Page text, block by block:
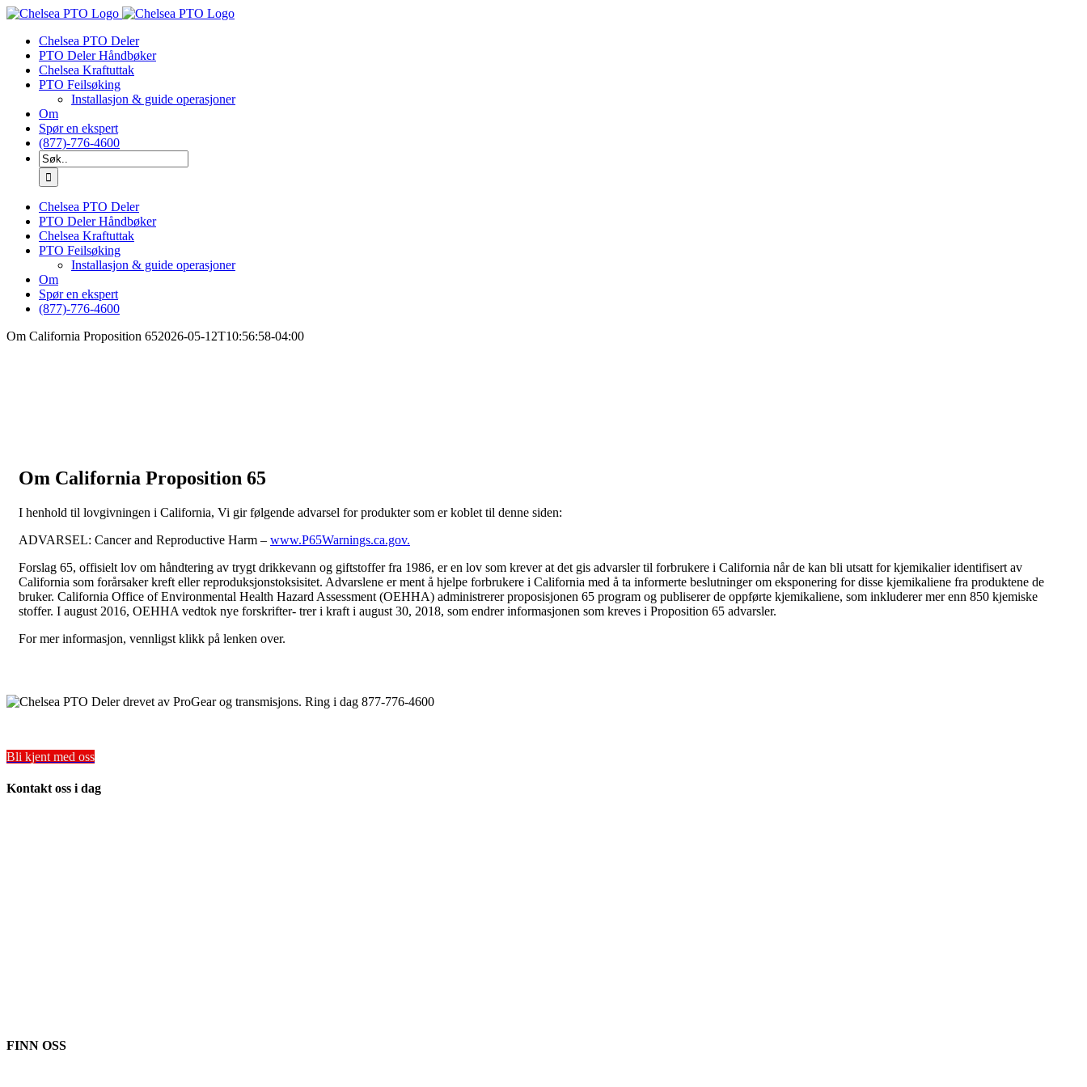
Hopp
innholdChelsea PTO Deler
PTO Deler Håndbøker
Chelsea Kraftuttak
PTO Feilsøking
Installasjon & guide operasjoner
Om
Spør en ekspert
(877)-776-4600
Søk
etter:
Chelsea PTO Deler
PTO Deler Håndbøker
Chelsea Kraftuttak
PTO Feilsøking
Installasjon & guide operasjoner
Om
Spør en ekspert
(877)-776-4600
Om California Proposition 652026-05-12T10:56:58-04:00
Om California Proposition 65
I henhold til lovgivningen i California, Vi gir følgende advarsel for produkter som er koblet til denne siden:
ADVARSEL: Cancer and Reproductive Harm – www.P65Warnings.ca.gov.
Forslag 65, offisielt lov om håndtering av trygt drikkevann og giftstoffer fra 1986, er en lov som krever at det gis advarsler til forbrukere i California når de kan bli utsatt for kjemikalier identifisert av
California som forårsaker kreft eller reproduksjonstoksisitet. Advarslene er ment å hjelpe forbrukere i California med å ta informerte beslutninger om eksponering for disse kjemikaliene fra produktene de
bruker. California Office of Environmental Health Hazard Assessment (OEHHA) administrerer proposisjonen 65 program og publiserer de oppførte kjemikaliene, som inkluderer mer enn 850 kjemiske
stoffer. I august 2016, OEHHA vedtok nye forskrifter- trer i kraft i august 30, 2018, som endrer informasjonen som kreves i Proposition 65 advarsler.
For mer informasjon, vennligst klikk på lenken over.
Bli kjent med oss
Kontakt oss i dag
FINN OSS